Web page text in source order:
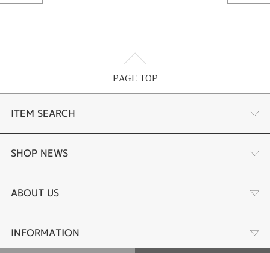
PAGE TOP
ITEM SEARCH
婚約指輪
手作り婚約指輪
結婚指輪
SHOP NEWS
デジタルジュエリー®とは
LINEdeオーダーメイドとは
ABOUT US
会社概要
INFORMATION